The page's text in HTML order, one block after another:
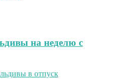
на неделю с